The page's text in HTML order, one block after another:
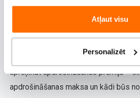
Atļaut visu
Personalizēt
KASKO polise, apdrošinātājs izmanto
identificētu konkrēto transportlīdzekli
vērtību, modeli, izlaiduma gadu un
Tieši šī informācija par
aprēķināt apdrošināšanas prēmiju –
apdrošināšanas maksa un kādi būs